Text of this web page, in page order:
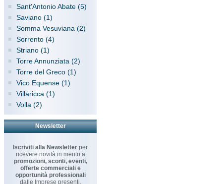
Sant'Antonio Abate (5)
Saviano (1)
Somma Vesuviana (2)
Sorrento (4)
Striano (1)
Torre Annunziata (2)
Torre del Greco (1)
Vico Equense (1)
Villaricca (1)
Volla (2)
Newsletter
Iscriviti alla Newsletter per
ricevere novità in merito a
promozioni, sconti, eventi,
offerte commerciali e
opportunità professionali
dalle Imprese presenti.